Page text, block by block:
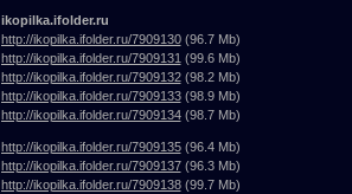
ikopilka.ifolder.ru
http://ikopilka.ifolder.ru/7909130(96.7 Mb)
http://ikopilka.ifolder.ru/7909131 (99.6 Mb)
http://ikopilka.ifolder.ru/7909132(98.2 Mb)
http://ikopilka.ifolder.ru/7909133(98.9 Mb)
http://ikopilka.ifolder.ru/7909134(98.7 Mb)
http://ikopilka.ifolder.ru/7909135(96.4 Mb)
http://ikopilka.ifolder.ru/7909137(96.3 Mb)
http://ikopilka.ifolder.ru/7909138(99.7 Mb)